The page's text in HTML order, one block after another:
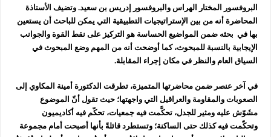
البروفسور المختار الهراس والبروفسور إدريس بن سعيد. وتضيف الأستاذة
المحاضرة أنه من بين الإستراتيجيات التطبيقية التي يمكن للباحث أن يستعين
بها في بحثه ضمن المواضيع الحساسة هو التركيز على نقط القوة والجوانب
الإيجابية بالنسبة للمبحوث، كما أوضحت أنه من المهم وضع المبحوث في
السياق العام والنظر في مكان إجراء المقابلة.
في آخر عنصر ضمن محاضرتها المتميزة، تطرقت الدكتورة أمينة المكاوي إلى
الصعوبات والمقاومة والعراقيل التي واجهتها؛ حيث تقول أنّ الموضوع
مشَوّش عليه ومثير للجدل، تحكَّمت فيه جمعيات، تحكّم فيه أكاديميون
وتحكّمت فيه كذلك حتى الساكنة؛ وتستطرد قائلةً بأنها أصبحت أمام مجموعة